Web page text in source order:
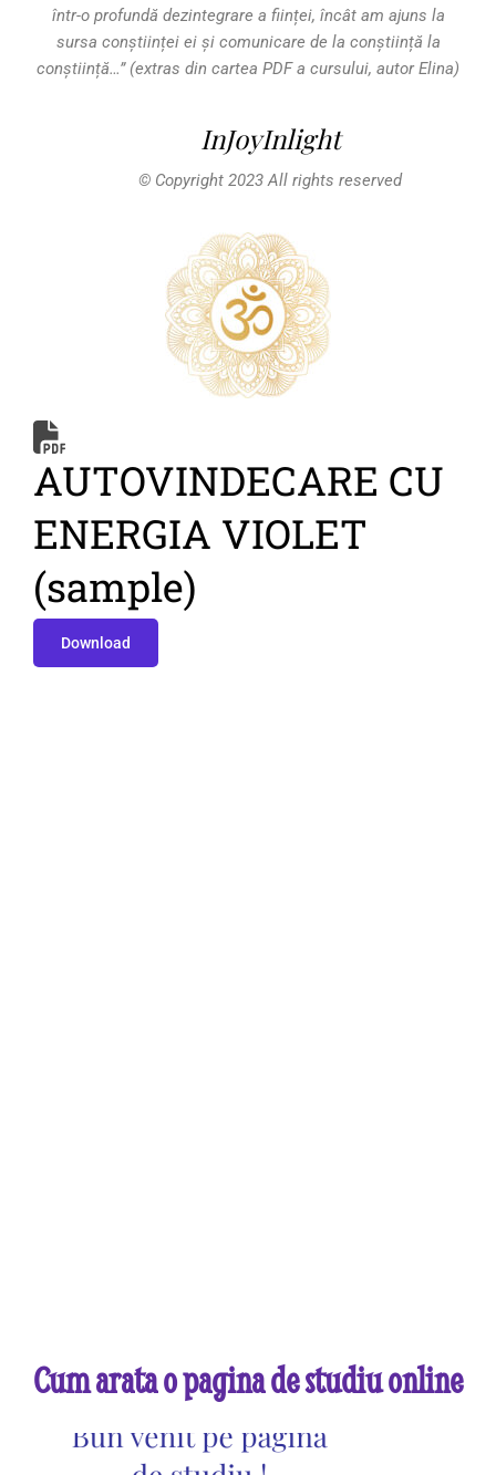
într-o profundă dezintegrare a ființei, încât am ajuns la
sursa conștiinței ei și comunicare de la conștiință la
conștiință…” (extras din cartea PDF a cursului, autor Elina)
InJoyInlight
© Copyright 2023 All rights reserved
AUTOVINDECARE CU
ENERGIA VIOLET
(sample)
Download
Cum arata o pagina de studiu online